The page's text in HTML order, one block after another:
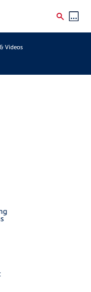
Videos